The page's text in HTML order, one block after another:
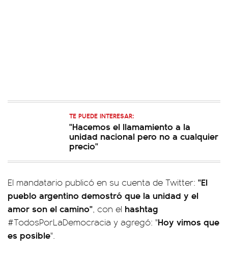
TE PUEDE INTERESAR:
"Hacemos el llamamiento a la
unidad nacional pero no a cualquier
precio"
El mandatario publicó en su cuenta de Twitter: "El
pueblo argentino demostró que la unidad y el
amor son el camino", con el hashtag
#TodosPorLaDemocracia y agregó: "Hoy vimos que
es posible".